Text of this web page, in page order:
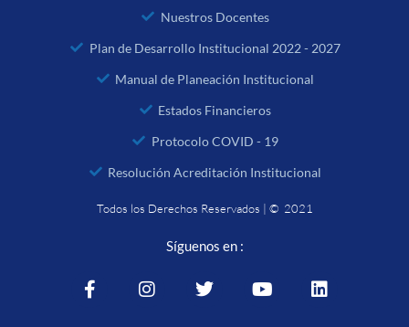
Nuestros Docentes
Plan de Desarrollo Institucional 2022 - 2027
Manual de Planeación Institucional
Estados Financieros
Protocolo COVID - 19
Resolución Acreditación Institucional
Todos los Derechos Reservados | © 2021
Síguenos en :